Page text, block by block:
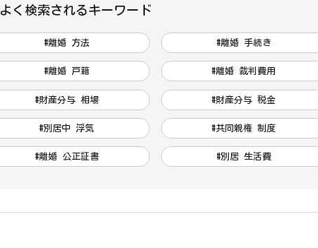
よく検索されるキーワード
#離婚 方法 #離婚 手続き
#離婚 戸籍 #離婚 裁判費用
#財産分与 相場 #財産分与 税金
#別居中 浮気 #共同親権 制度
#離婚 公正証書 #別居 生活費